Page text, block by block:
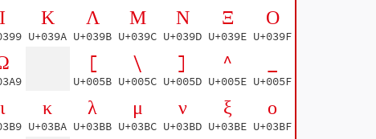
Ι Κ
U+039A
Λ
U+039B
Μ
U+039C
Ν
U+039D
Ξ
U+039E
Ο
U+039F
[
U+005B
\
U+005C
]
U+005D
^
U+005E U+005F
ι κ
U+03BA
λ
U+03BB
μ
U+03BC
ν
U+03BD
ξ
U+03BE
ο
U+03BF